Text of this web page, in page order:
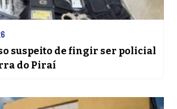
suspeito de fingir ser policial
do Piraí